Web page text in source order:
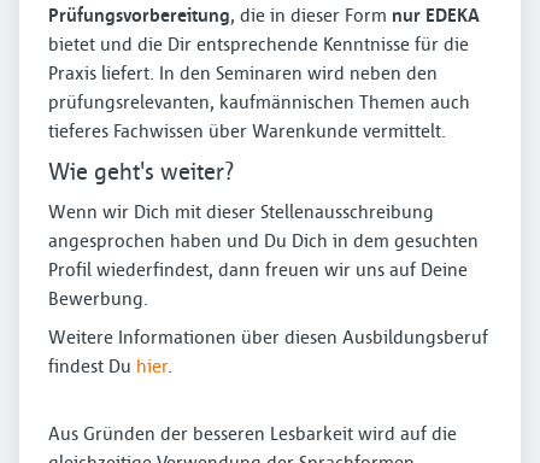
Prüfungsvorbereitung, die in dieser Form nur EDEKA
bietet und die Dir entsprechende Kenntnisse für die
Praxis liefert. In den Seminaren wird neben den
prüfungsrelevanten, kaufmännischen Themen auch
tieferes Fachwissen über Warenkunde vermittelt.
Wie geht's weiter?
Wenn wir Dich mit dieser Stellenausschreibung
angesprochen haben und Du Dich in dem gesuchten
Profil wiederfindest, dann freuen wir uns auf Deine
Bewerbung.
Weitere Informationen über diesen Ausbildungsberuf
findest Du hier.
Aus Gründen der besseren Lesbarkeit wird auf die